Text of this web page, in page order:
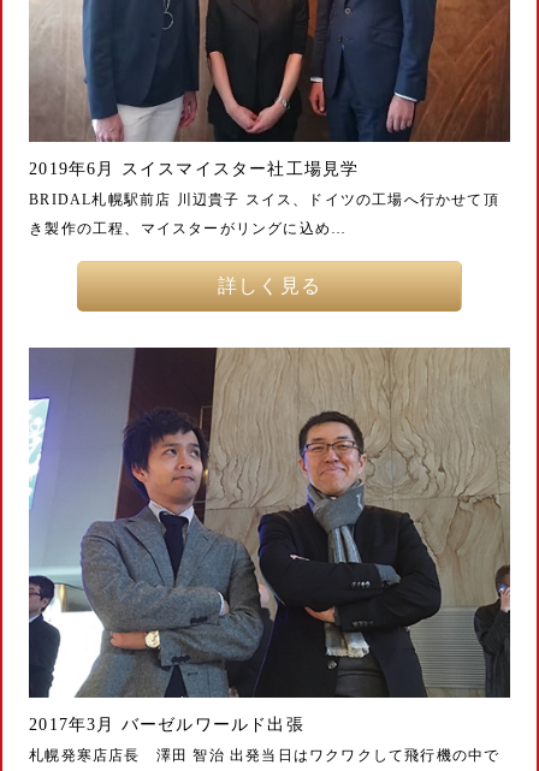
2019年6月 スイスマイスター社工場見学
BRIDAL札幌駅前店 川辺貴子 スイス、ドイツの工場へ行かせて頂
き製作の工程、マイスターがリングに込め…
詳しく見る
2017年3月 バーゼルワールド出張
札幌発寒店店長 澤田 智治 出発当日はワクワクして飛行機の中で